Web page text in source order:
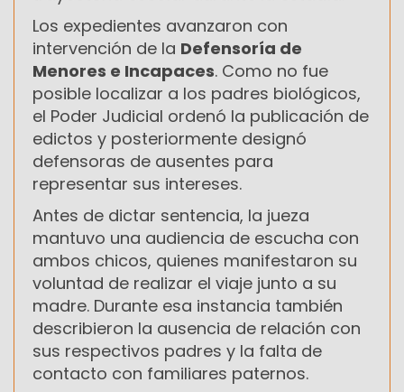
Los expedientes avanzaron con
intervención de la Defensoría de
Menores e Incapaces. Como no fue
posible localizar a los padres biológicos,
el Poder Judicial ordenó la publicación de
edictos y posteriormente designó
defensoras de ausentes para
representar sus intereses.
Antes de dictar sentencia, la jueza
mantuvo una audiencia de escucha con
ambos chicos, quienes manifestaron su
voluntad de realizar el viaje junto a su
madre. Durante esa instancia también
describieron la ausencia de relación con
sus respectivos padres y la falta de
contacto con familiares paternos.